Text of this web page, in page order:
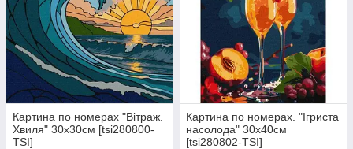
Картина по номерах "Вітраж.
Хвиля" 30x30см [tsi280800-
TSI]
Картина по номерах. "Ігриста
насолода" 30х40см
[tsi280802-TSI]